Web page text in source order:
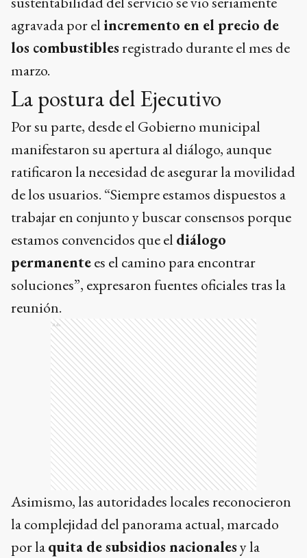
agravada por el incremento en el precio de
los combustiblesregistrado durante el mes de
marzo.
La postura del Ejecutivo
Por su parte, desde el Gobierno municipal
manifestaron su apertura al diálogo, aunque
ratificaron la necesidad de asegurar la movilidad
de los usuarios. “Siempre estamos dispuestos a
trabajar en conjunto y buscar consensos porque
estamos convencidos que el diálogo
permanentees el camino para encontrar
soluciones”, expresaron fuentes oficiales tras la
reunión.
Ads
Asimismo, las autoridades locales reconocieron
la complejidad del panorama actual, marcado
por laquita de subsidios nacionalesy la